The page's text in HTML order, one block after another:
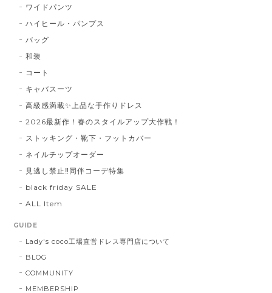
ワイドパンツ
ハイヒール・パンプス
バッグ
和装
コート
キャバスーツ
高級感満載✨上品な手作りドレス
2026最新作！春のスタイルアップ大作戦！
ストッキング・靴下・フットカバー
ネイルチップオーダー
見逃し禁止‼同伴コーデ特集
black friday SALE
ALL Item
GUIDE
Lady's coco工場直営ドレス専門店について
BLOG
COMMUNITY
MEMBERSHIP